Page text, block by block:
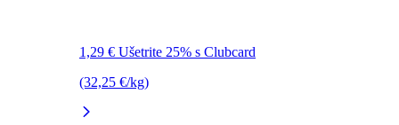
1,29 € Ušetrite 25% s Clubcard
(32,25 €/kg)